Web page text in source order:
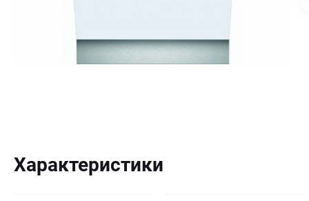
Характеристики